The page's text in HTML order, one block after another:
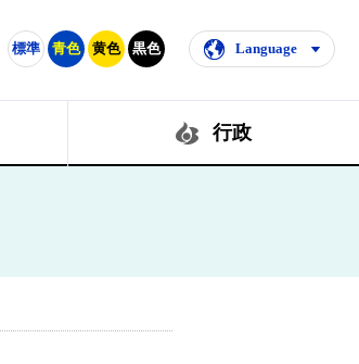
標準 青色 黄色 黒色 Language
行政